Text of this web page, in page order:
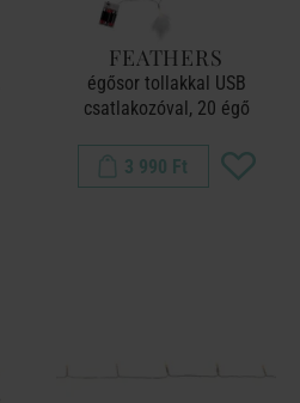
FEATHERS
égősor tollakkal USB
csatlakozóval, 20 égő
3 990 Ft